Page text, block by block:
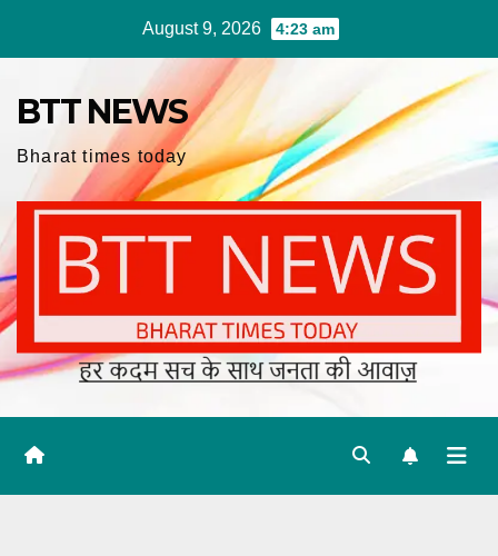
August 9, 2026 4:23 am
BTT NEWS
Bharat times today